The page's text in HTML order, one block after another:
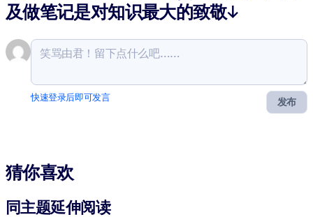
及做笔记是对知识最大的致敬↓
发布
快速登录后即可发言
猜你喜欢
同主题延伸阅读